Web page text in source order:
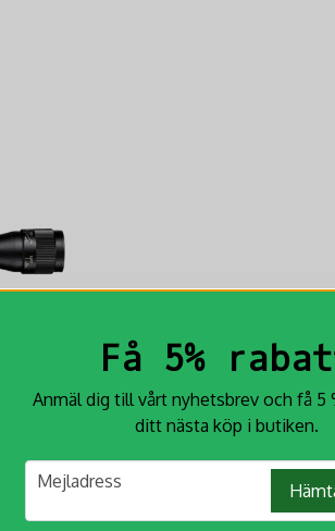
Få 5%
Anmäl dig till vårt nyhetsbrev och få 5
ditt nästa köp i butiken.
email
Mejladress